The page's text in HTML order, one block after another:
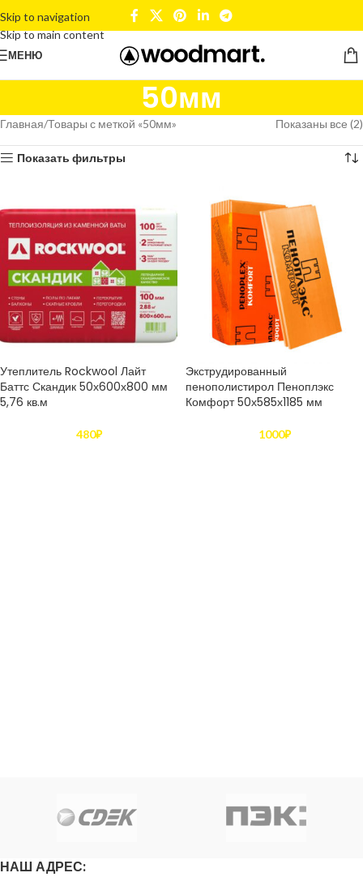
Skip to navigation
Skip to main content
МЕНЮ
50мм
Главная Товары с меткой «50мм» Показаны все (2)
Показать фильтры
Утеплитель Rockwool Лайт
Баттс Скандик 50х600х800 мм
5,76 кв.м
480₽
Экструдированный
пенополистирол Пеноплэкс
Комфорт 50х585х1185 мм
1000₽
НАШ АДРЕС: